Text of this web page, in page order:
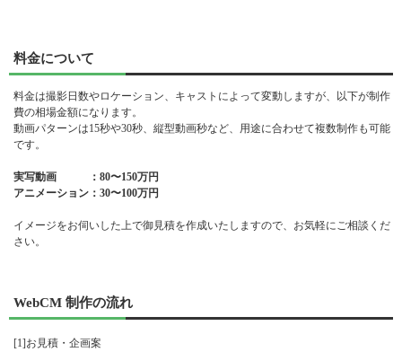
料金について
料金は撮影日数やロケーション、キャストによって変動しますが、以下が制作
費の相場金額になります。
動画パターンは15秒や30秒、縦型動画秒など、用途に合わせて複数制作も可能
です。
実写動画 ：80〜150万円
アニメーション：30〜100万円
イメージをお伺いした上で御見積を作成いたしますので、お気軽にご相談くだ
さい。
WebCM 制作の流れ
[1]お見積・企画案